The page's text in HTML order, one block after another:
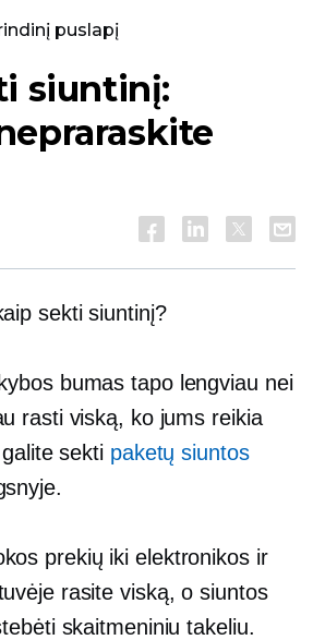
puslapį
siuntinį:
sekti siuntinį?
bumas tapo lengviau nei
rasti viską, ko jums reikia
sekti paketų siuntos
prekių iki elektronikos ir
rasite viską, o siuntos
skaitmeniniu takeliu.